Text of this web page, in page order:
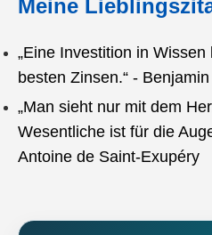
Meine
„Eine Investition in
besten Zinsen.“ -
„Man sieht nur mit dem
Wesentliche ist für die
Antoine de Saint-Exupéry